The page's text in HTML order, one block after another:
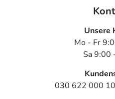
Unsere
Mo - Fr
Sa 9:00
030 622 000